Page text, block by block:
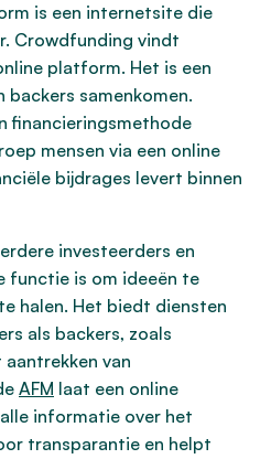
is een internetsite die
Crowdfunding vindt
platform. Het is een
samenkomen.
financieringsmethode
mensen via een online
bijdrages levert binnen
investeerders en
functie is om ideeën te
halen. Het biedt diensten
als backers, zoals
van
AFM laat een online
informatie over het
transparantie en helpt